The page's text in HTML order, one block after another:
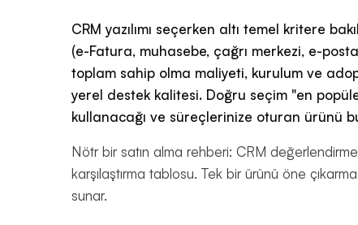
CRM yazılımı seçerken altı temel kritere
(e-Fatura, muhasebe, çağrı merkezi, e-
toplam sahip olma maliyeti, kurulum ve
yerel destek kalitesi. Doğru seçim "en
kullanacağı ve süreçlerinize oturan ürünü
Nötr bir satın alma rehberi: CRM
karşılaştırma tablosu. Tek bir ürünü öne
sunar.